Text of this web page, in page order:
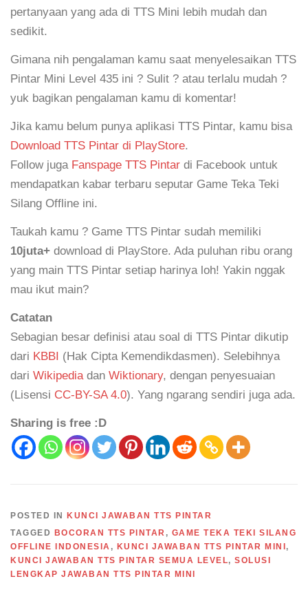
pertanyaan yang ada di TTS Mini lebih mudah dan
sedikit.
Gimana nih pengalaman kamu saat menyelesaikan TTS
Pintar Mini Level 435 ini ? Sulit ? atau terlalu mudah ?
yuk bagikan pengalaman kamu di komentar!
Jika kamu belum punya aplikasi TTS Pintar, kamu bisa
Download TTS Pintar di PlayStore.
Follow juga Fanspage TTS Pintar di Facebook untuk
mendapatkan kabar terbaru seputar Game Teka Teki
Silang Offline ini.
Taukah kamu ? Game TTS Pintar sudah memiliki
10juta+ download di PlayStore. Ada puluhan ribu orang
yang main TTS Pintar setiap harinya loh! Yakin nggak
mau ikut main?
Catatan
Sebagian besar definisi atau soal di TTS Pintar dikutip
dari KBBI (Hak Cipta Kemendikdasmen). Selebihnya
dari Wikipediadan Wiktionary, dengan penyesuaian
(Lisensi CC-BY-SA 4.0). Yang ngarang sendiri juga ada.
Sharing is free :D
POSTED IN
KUNCI JAWABAN TTS PINTAR
TAGGED
BOCORAN TTS PINTAR , GAME TEKA TEKI SILANG
OFFLINE INDONESIA , KUNCI JAWABAN TTS PINTAR MINI ,
KUNCI JAWABAN TTS PINTAR SEMUA LEVEL, SOLUSI
LENGKAP JAWABAN TTS PINTAR MINI